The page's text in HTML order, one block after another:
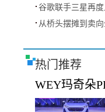
谷歌联手三星再
从桥头摆摊到卖
热门推荐
WEY玛奇朵